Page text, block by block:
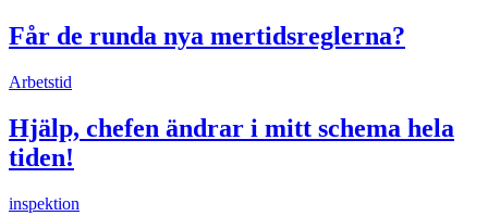
Får de runda nya mertidsreglerna?
Arbetstid
Hjälp, chefen ändrar i mitt schema hela
tiden!
inspektion